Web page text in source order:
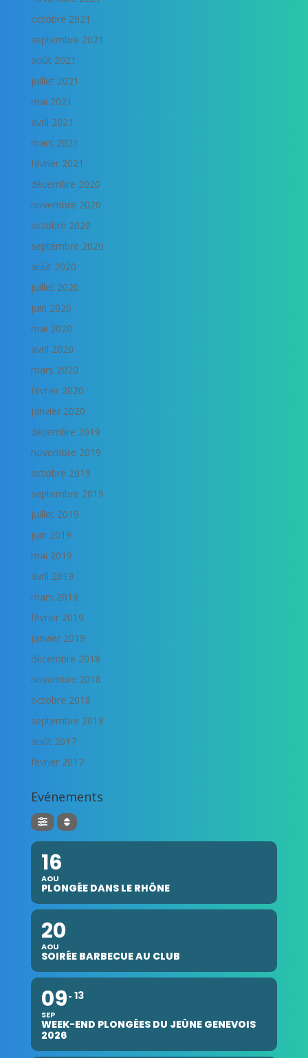
octobre 2021
septembre 2021
août 2021
juillet 2021
mai 2021
avril 2021
mars 2021
février 2021
décembre 2020
novembre 2020
octobre 2020
septembre 2020
août 2020
juillet 2020
juin 2020
mai 2020
avril 2020
mars 2020
février 2020
janvier 2020
décembre 2019
novembre 2019
octobre 2019
septembre 2019
juillet 2019
juin 2019
mai 2019
avril 2019
mars 2019
février 2019
janvier 2019
décembre 2018
novembre 2018
octobre 2018
septembre 2018
août 2017
février 2017
Evénements
16
AOU
PLONGÉE DANS LE RHÔNE
20
AOU
SOIRÉE BARBECUE AU CLUB
09
SEP
13
WEEK-END PLONGÉES DU JEÛNE GENEVOIS
2026